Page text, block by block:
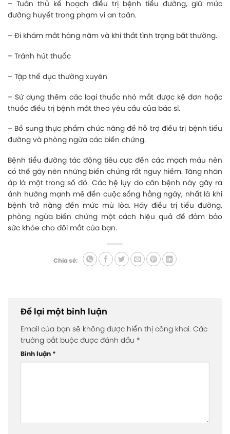
– Tuân thủ kế hoạch điều trị bệnh tiểu đường, giữ mức
đường huyết trong phạm vi an toàn.
– Đi khám mắt hàng năm và khi thất tình trạng bất thường.
– Tránh hút thuốc
– Tập thể dục thường xuyên
– Sử dụng thêm các loại thuốc nhỏ mắt được kê đơn hoặc
thuốc điều trị bệnh mắt theo yêu cầu của bác sĩ.
– Bổ sung thực phẩm chức năng để hỗ trợ điều trị bệnh tiểu
đường và phòng ngừa các biến chứng.
Bệnh tiểu đường tác động tiêu cực đến các mạch máu nên
có thể gây nên những biến chứng rất nguy hiểm. Tăng nhãn
áp là một trong số đó. Các hệ lụy do căn bệnh này gây ra
ảnh hưởng mạnh mẽ đến cuộc sống hằng ngày, nhất là khi
bệnh trở nặng đến mức mù lòa. Hãy điều trị tiểu đường,
phòng ngừa biến chứng một cách hiệu quả để đảm bảo
sức khỏe cho đôi mắt của bạn.
Chia sẻ:
Để lại một bình luận
Email của bạn sẽ không được hiển thị công khai. Các
trường bắt buộc được đánh dấu *
Bình luận *